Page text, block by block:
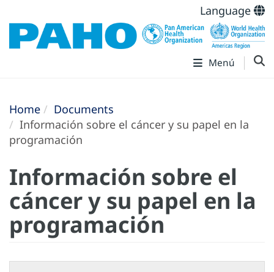
Language
Menú
Home
Documents
Información sobre el cáncer y su papel en la
programación
Información sobre el
cáncer y su papel en la
programación